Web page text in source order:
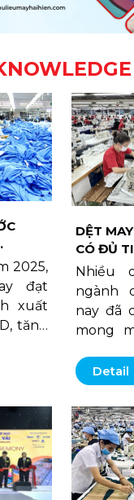
2025,
đạt
xuất
tăng
với
1,6
tăng
của
khá
DỆT
CÓ ĐỦ
TƯ RA
Nhiều
ngành
nay đã
mong
trường
sách
chi phí
một số
thể
ngoài,
đoàn
Detail